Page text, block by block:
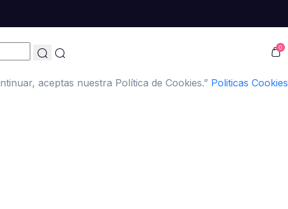
0
aceptas nuestra Política de Cookies.” Politicas Cookies